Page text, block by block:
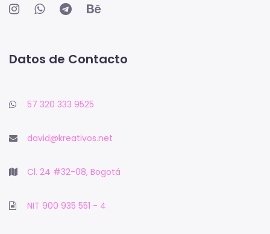
Datos de Contacto
57 320 333 9525
david@kreativos.net
Cl. 24 #32-08, Bogotá
NIT 900 935 551 - 4